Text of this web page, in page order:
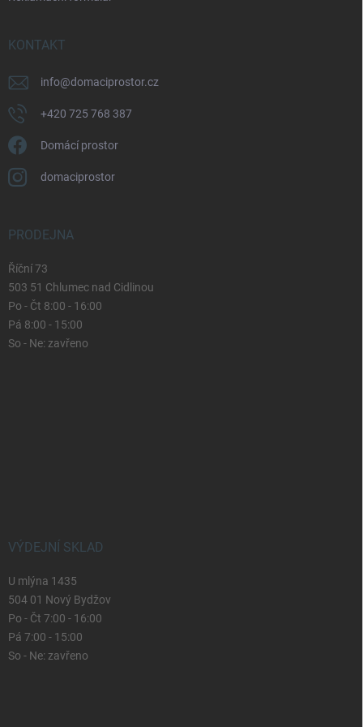
KONTAKT
info@domaciprostor.cz
+420 725 768 387
Domácí prostor
domaciprostor
PRODEJNA
Říční 73
503 51 Chlumec nad Cidlinou
Po - Čt 8:00 - 16:00
Pá 8:00 - 15:00
So - Ne: zavřeno
VÝDEJNÍ SKLAD
U mlýna 1435
504 01 Nový Bydžov
Po - Čt 7:00 - 16:00
Pá 7:00 - 15:00
So - Ne: zavřeno